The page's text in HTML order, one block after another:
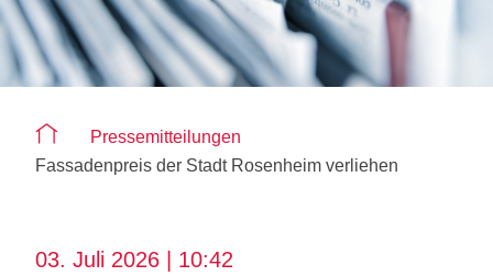
Sie befinden sich auf der Seite "Pressemitteilungen"
Pressemitteilungen
Fassadenpreis der Stadt Rosenheim verliehen
03. Juli 2026 | 10:42